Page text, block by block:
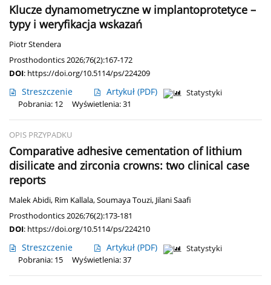
Klucze dynamometryczne w implantoprotetyce –
typy i weryfikacja wskazań
Piotr Stendera
Prosthodontics 2026;76(2):167-172
DOI: https://doi.org/10.5114/ps/224209
Streszczenie Artykuł (PDF)
Statystyki
Pobrania: 12
Wyświetlenia: 31
OPIS PRZYPADKU
Comparative adhesive cementation of lithium
disilicate and zirconia crowns: two clinical case
reports
Malek Abidi, Rim Kallala,Soumaya Touzi, Jilani Saafi
Prosthodontics 2026;76(2):173-181
DOI: https://doi.org/10.5114/ps/224210
Streszczenie Artykuł (PDF)
Statystyki
Pobrania: 15
Wyświetlenia: 37